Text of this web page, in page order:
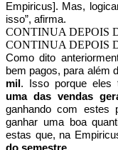
Empiricus]. Mas,
isso”, afirma.
CONTINUA DEPOIS
CONTINUA DEPOIS
Como dito
bem pagos, para além
mil . Isso porque eles
uma das vendas
ganhando com estes
ganhar uma boa
estas que, na